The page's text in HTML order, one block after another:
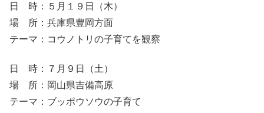
日 時：５月１９日（木）
場 所：兵庫県豊岡方面
テーマ：コウノトリの子育てを観察
日 時：７月９日（土）
場 所：岡山県吉備高原
テーマ：ブッポウソウの子育て